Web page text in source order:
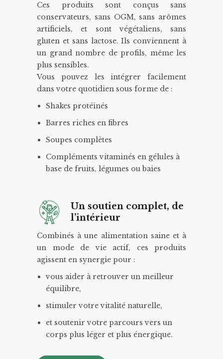
Ces produits sont conçus sans
conservateurs, sans OGM, sans arômes
artificiels, et sont végétaliens, sans
gluten et sans lactose. Ils conviennent à
un grand nombre de profils, même les
plus sensibles.
Vous pouvez les intégrer facilement
dans votre quotidien sous forme de :
Shakes protéinés
Barres riches en fibres
Soupes complètes
Compléments vitaminés en gélules à
base de fruits, légumes ou baies
Un soutien complet, de
l’intérieur
Combinés à une alimentation saine et à
un mode de vie actif, ces produits
agissent en synergie pour :
vous aider à retrouver un meilleur
équilibre,
stimuler votre vitalité naturelle,
et soutenir votre parcours vers un
corps plus léger et plus énergique.